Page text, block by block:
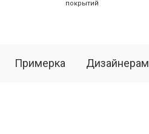
покрытий
Примерка Дизайнерам